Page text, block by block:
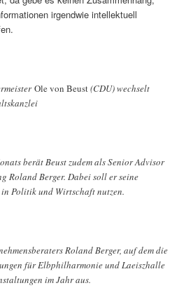
irgendwie intellektuell
Ole von Beust(CDU) wechselt
berät Beust zudem als Senior Advisor
Roland Berger. Dabei soll er seine
Politik und Wirtschaft nutzen.
Roland Berger, auf dem die
für Elbphilharmonie und Laeiszhalle
im Jahr aus.